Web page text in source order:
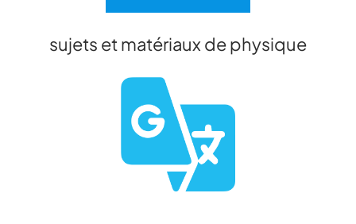
sujets et matériaux de physique